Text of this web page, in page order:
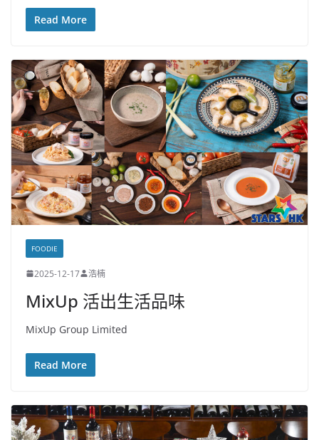
Read More
FOODIE
2025-12-17 浩楠
MixUp 活出生活品味
MixUp Group Limited
Read More